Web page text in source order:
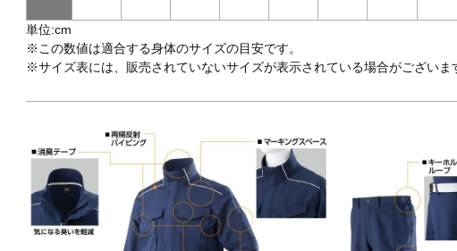
単位:cm
※この数値は適合する身体のサイズの目安です。
※サイズ表には、販売されていないサイズが表示されている場合がございま